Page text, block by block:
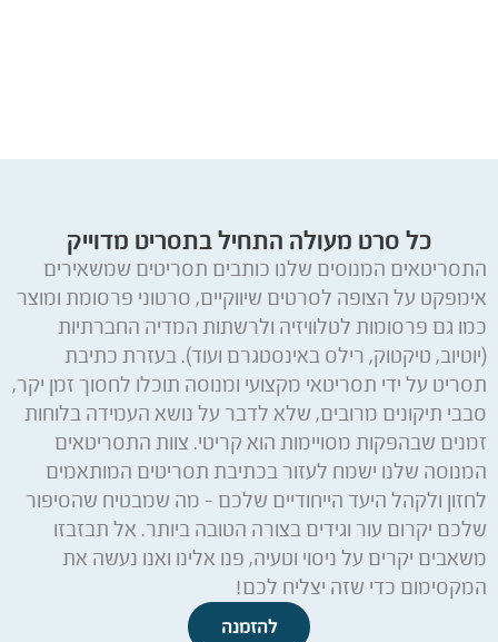
כל סרט מעולה התחיל בתסריט מדוייק
התסריטאים המנוסים שלנו כותבים תסריטים שמשאירים
אימפקט על הצופה לסרטים שיווקיים, סרטוני פרסומת ומוצר
כמו גם פרסומות לטלוויזיה ולרשתות המדיה החברתיות
(יוטיוב, טיקטוק, רילס באינסטגרם ועוד). בעזרת כתיבת
תסריט על ידי תסריטאי מקצועי ומנוסה תוכלו לחסוך זמן יקר,
סבבי תיקונים מרובים, שלא לדבר על נושא העמידה בלוחות
זמנים שבהפקות מסויימות הוא קריטי. צוות התסריטאים
המנוסה שלנו ישמח לעזור בכתיבת תסריטים המותאמים
לחזון ולקהל היעד הייחודיים שלכם – מה שמבטיח שהסיפור
שלכם יקרום עור וגידים בצורה הטובה ביותר. אל תבזבזו
משאבים יקרים על ניסוי וטעיה, פנו אלינו ואנו נעשה את
המקסימום כדי שזה יצליח לכם!
להזמנה